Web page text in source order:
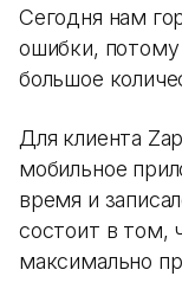
Сегодня нам
ошибки, потому
большое
Для клиента
мобильное
время и
состоит в том,
максимально